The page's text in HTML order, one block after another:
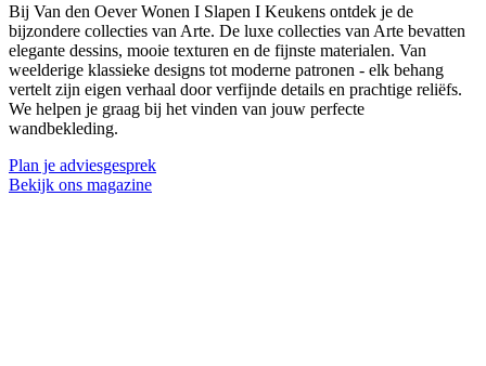
Bij Van den Oever Wonen I Slapen I Keukens ontdek je de
bijzondere collecties van Arte. De luxe collecties van Arte bevatten
elegante dessins, mooie texturen en de fijnste materialen. Van
weelderige klassieke designs tot moderne patronen - elk behang
vertelt zijn eigen verhaal door verfijnde details en prachtige reliëfs.
We helpen je graag bij het vinden van jouw perfecte
wandbekleding.
Plan je adviesgesprek
Bekijk ons magazine